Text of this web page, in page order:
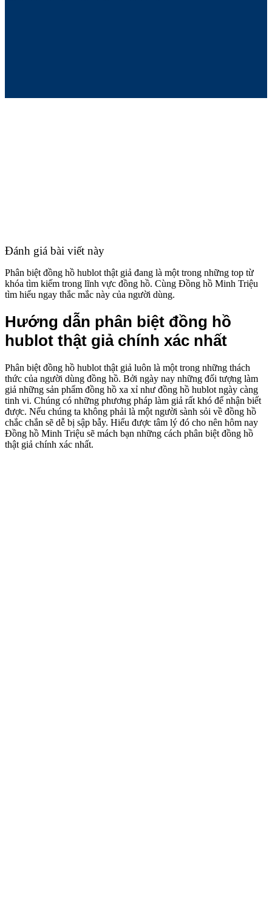
Đánh giá bài viết này
Phân biệt đồng hồ hublot thật giả đang là một trong những top từ
khóa tìm kiếm trong lĩnh vực đồng hồ. Cùng Đồng hồ Minh Triệu
tìm hiểu ngay thắc mắc này của người dùng.
Hướng dẫn phân biệt đồng hồ
hublot thật giả chính xác nhất
Phân biệt đồng hồ hublot thật giả luôn là một trong những thách
thức của người dùng đồng hồ. Bởi ngày nay những đối tượng làm
giả những sản phẩm đồng hồ xa xỉ như đồng hồ hublot ngày càng
tinh vi. Chúng có những phương pháp làm giả rất khó để nhận biết
được. Nếu chúng ta không phải là một người sành sỏi về đồng hồ
chắc chắn sẽ dễ bị sập bẫy. Hiểu được tâm lý đó cho nên hôm nay
Đồng hồ Minh Triệu sẽ mách bạn những cách phân biệt đồng hồ
thật giả chính xác nhất.